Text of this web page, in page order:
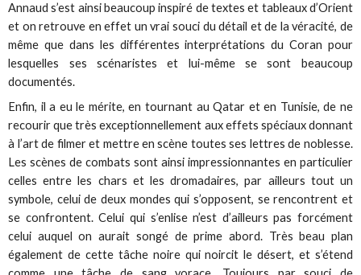
Annaud s’est ainsi beaucoup inspiré de textes et tableaux d’Orient
et on retrouve en effet un vrai souci du détail et de la véracité, de
même que dans les différentes interprétations du Coran pour
lesquelles ses scénaristes et lui-même se sont beaucoup
documentés.
Enfin, il a eu le mérite, en tournant au Qatar et en Tunisie, de ne
recourir que très exceptionnellement aux effets spéciaux donnant
à l’art de filmer et mettre en scène toutes ses lettres de noblesse.
Les scènes de combats sont ainsi impressionnantes en particulier
celles entre les chars et les dromadaires, par ailleurs tout un
symbole, celui de deux mondes qui s’opposent, se rencontrent et
se confrontent. Celui qui s’enlise n’est d’ailleurs pas forcément
celui auquel on aurait songé de prime abord. Très beau plan
également de cette tâche noire qui noircit le désert, et s’étend